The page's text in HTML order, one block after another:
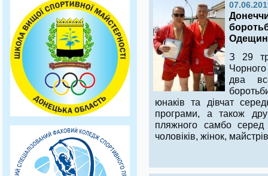
З 29
два
юнаків та дівчат
програми, а також
пляжного самбо серед
чоловіків, жінок,